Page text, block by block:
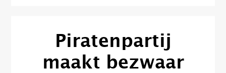
Piratenpartij
maakt bezwaar